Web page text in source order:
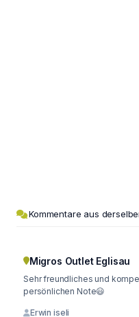
Kommentare aus
Migros Outlet Eglisau
Sehr freundliches und
persönlichen Note😃
Erwin iseli